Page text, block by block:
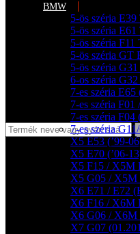
BMW
5-ös széria
5-ös széria
5-ös széria F11
5-ös széria GT
5-ös széria
6-os széria
7-es széria E65
7-es széria F01
7-es széria F04
7-es széria
X5 E53 (’99-
X5 E70 (’06-
X5 F15 / X5M
X5 G05 / X5M
X6 E71 / E72
X6 F16 / X6M
X6 G06 / X6M
X7 G07